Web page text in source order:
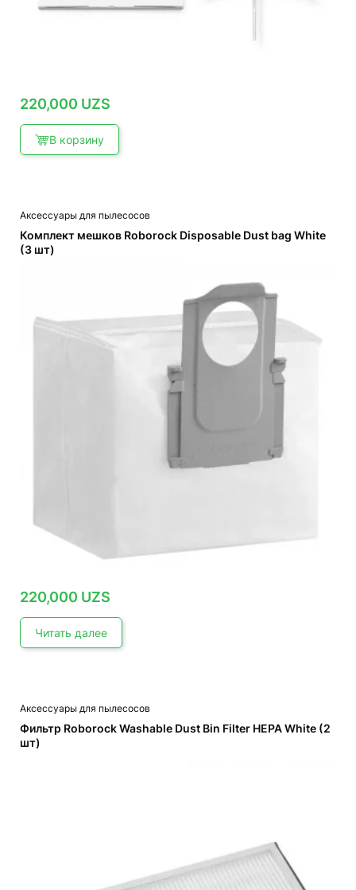
220,000 UZS
В корзину
Аксессуары для пылесосов
Комплект мешков Roborock Disposable Dust bag White
(3 шт)
220,000 UZS
Читать далее
Аксессуары для пылесосов
Фильтр Roborock Washable Dust Bin Filter HEPA White (2
шт)